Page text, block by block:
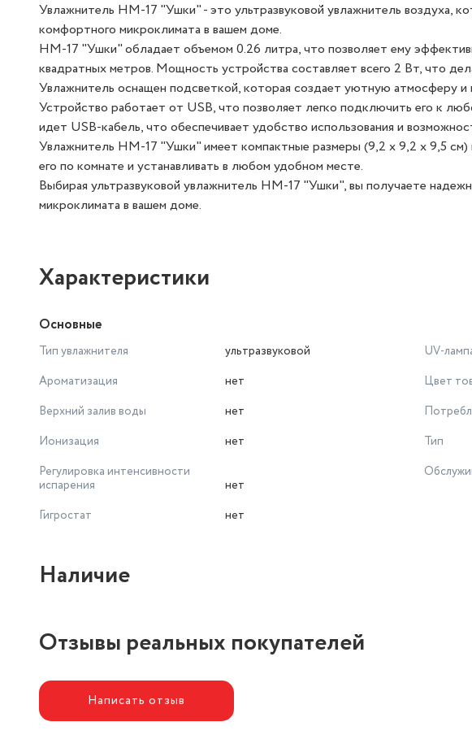
Увлажнитель HM-17 "Ушки" - это ультразвуковой увлажнитель воздуха,
комфортного микроклимата в вашем доме.
HM-17 "Ушки" обладает объемом 0.26 литра, что позволяет ему
квадратных метров. Мощность устройства составляет всего 2 Вт, что
Увлажнитель оснащен подсветкой, которая создает уютную атмосферу и
Устройство работает от USB, что позволяет легко подключить его к
идет USB-кабель, что обеспечивает удобство использования и
Увлажнитель HM-17 "Ушки" имеет компактные размеры (9,2 x 9,2 x 9,5 см)
его по комнате и устанавливать в любом удобном месте.
Выбирая ультразвуковой увлажнитель HM-17 "Ушки", вы получаете
микроклимата в вашем доме.
Характеристики
Основные
Тип увлажнителя
ультразвуковой
Ароматизация
нет
Верхний залив воды
нет
Ионизация
нет
Регулировка интенсивности
испарения
нет
Гигростат
нет
UV-
Цвет
Тип
Наличие
Отзывы реальных покупателей
Написать отзыв